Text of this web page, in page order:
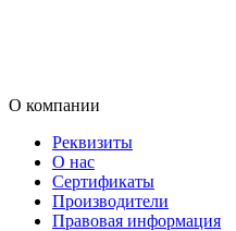
О компании
Реквизиты
О нас
Сертификаты
Производители
Правовая информация